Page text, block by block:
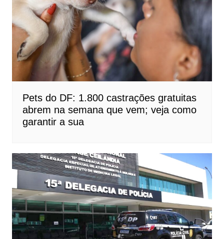
Pets do DF: 1.800 castrações gratuitas
abrem na semana que vem; veja como
garantir a sua